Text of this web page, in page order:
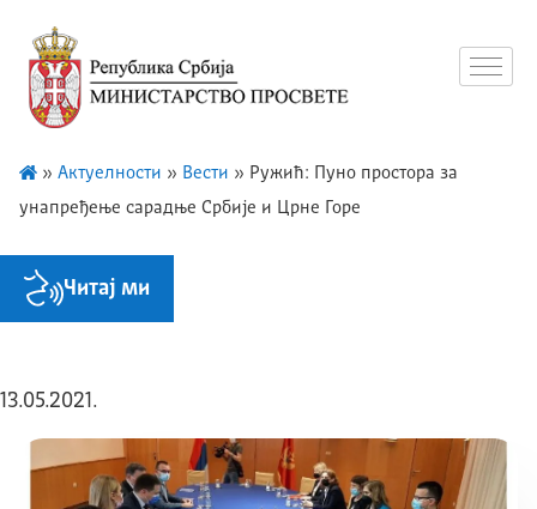
» Актуелности » Вести » Ружић: Пуно простора за
унапређење сарадње Србије и Црне Горе
Читај ми
13.05.2021.